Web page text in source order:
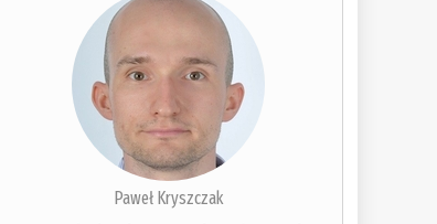
Paweł Kryszczak